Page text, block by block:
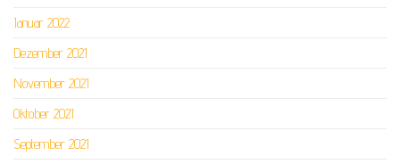
Januar 2022
Dezember 2021
November 2021
Oktober 2021
September 2021